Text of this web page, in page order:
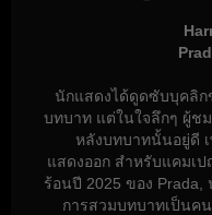
นักแสดงได้ดูดซับบุคลิก
บทบาท แต่ในใจลึกๆ ผู้ช
หลังบทบาทนั้นอยู่ดี
แสดงออก สำหรับแคมเ
ร้อนปี 2025 ของ Prada,
การสวมบทบาทเป็นค